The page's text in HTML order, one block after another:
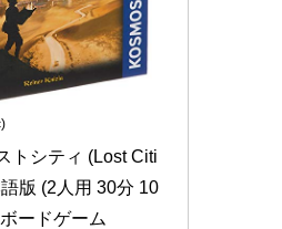
トシティ (Lost Citi
版 (2人用 30分 10
ードゲーム